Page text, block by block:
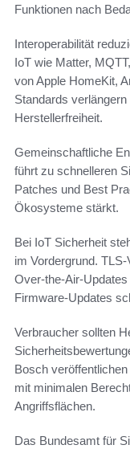
Funktionen nach
Interoperabilität
IoT wie Matter,
von Apple HomeKit,
Standards
Herstellerfreiheit.
Gemeinschaftliche
führt zu schnelleren
Patches und Best
Ökosysteme stärkt.
Bei IoT Sicherheit
im Vordergrund.
Over-the-Air-
Firmware-Updates
Verbraucher sollten
Bosch
mit minimalen
Angriffsflächen.
Das Bundesamt für